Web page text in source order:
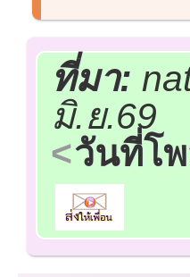
ที่มา:
มิ.ย.69
วันที่โ